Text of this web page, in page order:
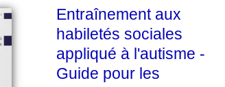
Entraînement aux
habiletés sociales
appliqué à l'autisme -
Guide pour les